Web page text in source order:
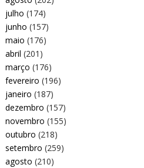
julho (174)
junho (157)
maio (176)
abril (201)
março (176)
fevereiro (196)
janeiro (187)
dezembro (157)
novembro (155)
outubro (218)
setembro (259)
agosto (210)